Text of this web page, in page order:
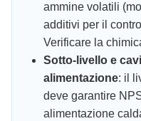
ammine volatili
additivi per il
Verificare la
Sotto-livello e
alimentazione: il
deve garantire
alimentazione